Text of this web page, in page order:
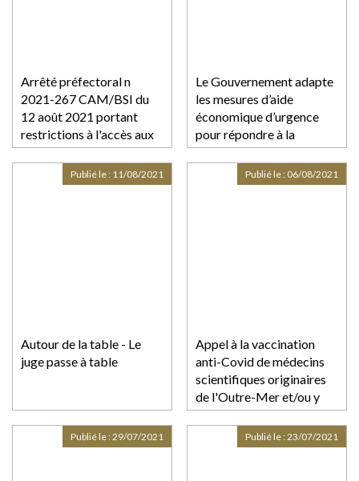
Arrêté préfectoral n
2021-267 CAM/BSI du
12 août 2021 portant
restrictions à l'accès aux
établissement recevant
du public et réglementant
les activités et les
Le Gouvernement adapte
les mesures d’aide
économique d’urgence
pour répondre à la
situation sanitaire
spécifique des Outre-mer
Autour de la table - Le
juge passe à table
Publié le : 11/08/2021
Appel à la vaccination
anti-Covid de médecins
scientifiques originaires
de l'Outre-Mer et/ou y
travaillant
Publié le : 06/08/2021
Publié le :29/07/2021 Publié le :23/07/2021